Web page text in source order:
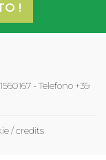
!
- Telefono +39
/credits